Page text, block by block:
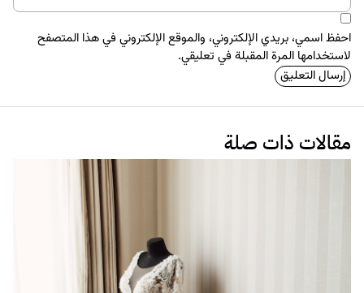
احفظ اسمي، بريدي الإلكتروني، والموقع الإلكتروني في هذا المتصفح
لاستخدامها المرة المقبلة في تعليقي.
مقالات ذات صلة